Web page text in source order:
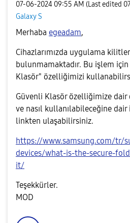
‎07-06-2024 09:55 AM (Last edited
Galaxy S
Merhaba egeadam,
Cihazlarımızda uygulama
bulunmamaktadır. Bu işlem
Klasör" özelliğimizi
Güvenli Klasör özelliğimize
ve nasıl kullanılabileceğine dair
linkten ulaşabilirsiniz.
https://www.samsung.com/tr/
devices/what-is-the-secure-
it/
Teşekkürler.
MOD